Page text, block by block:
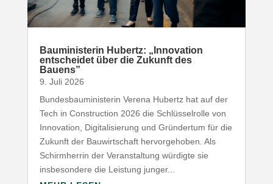
Baumi­nis­terin Hubertz: „Inno­vation
entscheidet über die Zukunft des
Bauens”
9. Juli 2026
Bundesbauministerin Verena Hubertz hat auf der
Tech in Construction 2026 die Schlüsselrolle von
Innovation, Digitalisierung und Gründertum für die
Zukunft der Bauwirtschaft hervorgehoben. Als
Schirmherrin der Veranstaltung würdigte sie
insbesondere die Leistung junger...